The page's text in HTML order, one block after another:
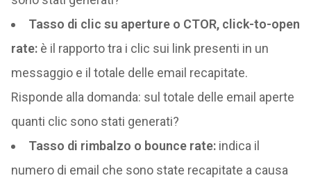
Tasso di clic su aperture o CTOR, click-to-open
rate:è il rapporto tra i clic sui link presenti in un
messaggio e il totale delle email recapitate.
Risponde alla domanda: sul totale delle email aperte
quanti clic sono stati generati?
Tasso di rimbalzo o bounce rate:indica il
numero di email che sono state recapitate a causa